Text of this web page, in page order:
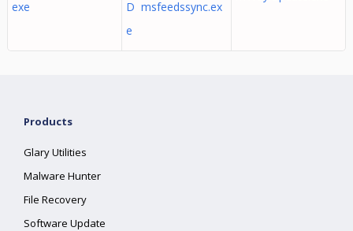
exe
D msfeedssync.ex
e
Products
Glary Utilities
Malware Hunter
File Recovery
Software Update